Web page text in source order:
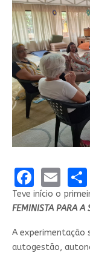
Teve início o
FEMINISTA PARA A
A experimentação
autogestão,